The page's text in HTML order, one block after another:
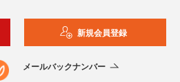
新規会員登録
メールバックナンバー